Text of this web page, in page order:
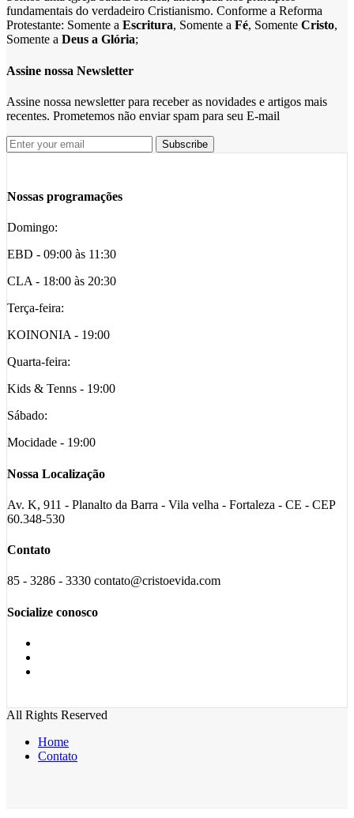
fundamentais do verdadeiro Cristianismo. Conforme a Reforma
Protestante: Somente a Escritura, Somente a Fé, Somente Cristo,
Somente a Deus a Glória;
Assine nossa Newsletter
Assine nossa newsletter para receber as novidades e artigos mais
recentes. Prometemos não enviar spam para seu E-mail
Nossas programações
Domingo:
EBD - 09:00 às 11:30
CLA - 18:00 às 20:30
Terça-feira:
KOINONIA - 19:00
Quarta-feira:
Kids & Tenns - 19:00
Sábado:
Mocidade - 19:00
Nossa Localização
Av. K, 911 - Planalto da Barra - Vila velha - Fortaleza - CE - CEP
60.348-530
Contato
85 - 3286 - 3330 contato@cristoevida.com
Socialize conosco
All Rights Reserved
Home
Contato